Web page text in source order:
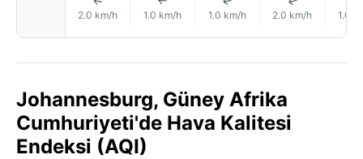
2.0 km/h 1.0 km/h 1.0 km/h 2.0 km/h 1.0
Johannesburg, Güney Afrika
Cumhuriyeti'de Hava Kalitesi
Endeksi (AQI)